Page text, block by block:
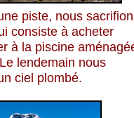
piste, nous
consiste à acheter
à la piscine
lendemain nous
ciel plombé.